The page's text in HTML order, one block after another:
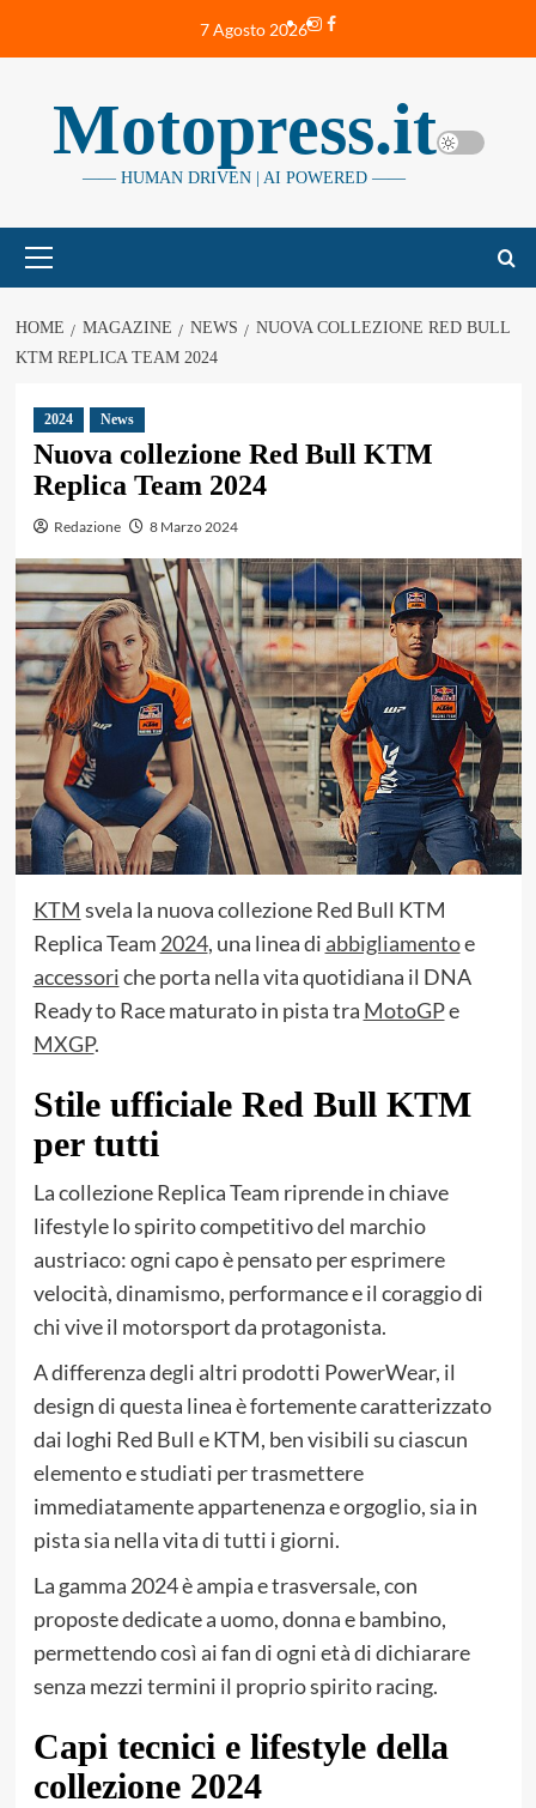
7 Agosto 2026Instagram
Facebook
Motopress.it
—— HUMAN DRIVEN | AI POWERED ——
principale
HOME MAGAZINE NEWS
NUOVA COLLEZIONE RED BULL
KTM REPLICA TEAM 2024
2024 News
Nuova collezione Red Bull KTM
Replica Team 2024
Redazione 8 Marzo 2024
KTM svela la nuova collezione Red Bull KTM
Replica Team 2024, una linea di abbigliamentoe
accessoriche porta nella vita quotidiana il DNA
Ready to Race maturato in pista tra MotoGPe
MXGP.
Stile ufficiale Red Bull KTM
per tutti
La collezione Replica Team riprende in chiave
lifestyle lo spirito competitivo del marchio
austriaco: ogni capo è pensato per esprimere
velocità, dinamismo, performance e il coraggio di
chi vive il motorsport da protagonista.
A differenza degli altri prodotti PowerWear, il
design di questa linea è fortemente caratterizzato
dai loghi Red Bull e KTM, ben visibili su ciascun
elemento e studiati per trasmettere
immediatamente appartenenza e orgoglio, sia in
pista sia nella vita di tutti i giorni.
La gamma 2024 è ampia e trasversale, con
proposte dedicate a uomo, donna e bambino,
permettendo così ai fan di ogni età di dichiarare
senza mezzi termini il proprio spirito racing.
Capi tecnici e lifestyle della
collezione 2024